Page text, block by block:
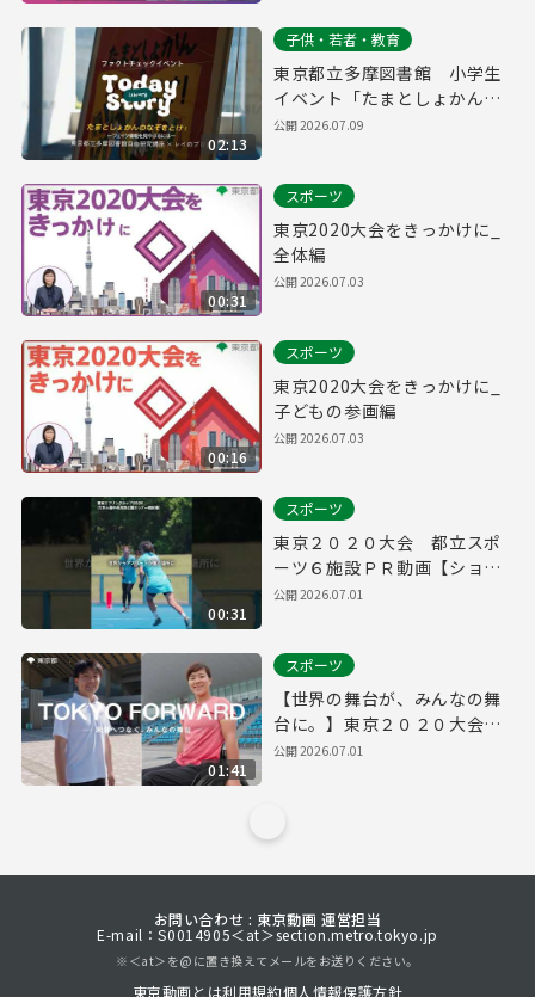
02:13
子供・若者・教育
東京都立多摩図書館 小学生
イベント「たまとしょかんの
なぞをとけ！～フェイク情報
公開2026.07.09
00:31
スポーツ
東京2020大会をきっかけに_
全体編
公開2026.07.03
00:16
スポーツ
東京2020大会をきっかけに_
子どもの参画編
公開2026.07.03
00:31
スポーツ
東京２０２０大会 都立スポ
ーツ６施設ＰＲ動画【ショー
ト】
公開2026.07.01
01:41
スポーツ
【世界の舞台が、みんなの舞
台に。】東京２０２０大会
都立スポーツ６施設ＰＲ動画
公開2026.07.01
お問い合わせ : 東京動画 運営担当
E-mail：S0014905＜at＞section.metro.tokyo.jp
※＜at＞を@に置き換えてメールをお送りください。
東京動画とは利用規約個人情報保護方針